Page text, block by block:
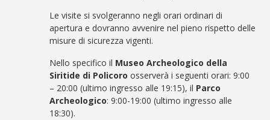
Le visite si svolgeranno negli orari ordinari di
apertura e dovranno avvenire nel pieno rispetto delle
misure di sicurezza vigenti.
Nello specifico il Museo Archeologico della
Siritide di Policoro osserverà i seguenti orari: 9:00
– 20:00 (ultimo ingresso alle 19:15), il Parco
Archeologico: 9:00-19:00 (ultimo ingresso alle
18:30).